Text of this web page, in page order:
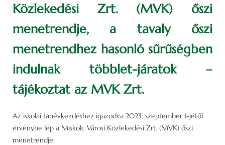
Közlekedési Zrt. (MVK) őszi
menetrendje, a tavaly őszi
menetrendhez hasonló sűrűségben
indulnak többlet-járatok –
tájékoztat az MVK Zrt.
Az iskolai tanévkezdéshez igazodva 2023. szeptember 1-jétől
érvénybe lép a Miskolc Városi Közlekedési Zrt. (MVK) őszi
menetrendje.